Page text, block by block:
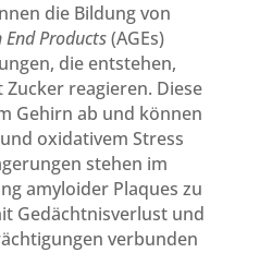
die Bildung von
Products(AGEs)
die entstehen,
reagieren. Diese
Gehirn ab und können
oxidativem Stress
stehen im
amyloider Plaques zu
Gedächtnisverlust und
verbunden